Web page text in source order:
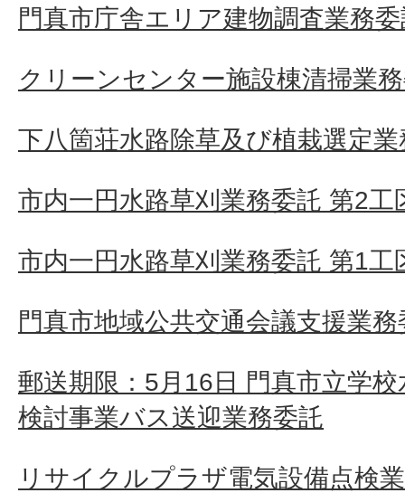
門真市庁舎エリア建物調査業務
クリーンセンター施設棟清掃業
下八箇荘水路除草及び植栽選定
市内一円水路草刈業務委託 第2工
市内一円水路草刈業務委託 第1工
門真市地域公共交通会議支援業務
郵送期限：5月16日 門真市立学
検討事業バス送迎業務委託
リサイクルプラザ電気設備点検